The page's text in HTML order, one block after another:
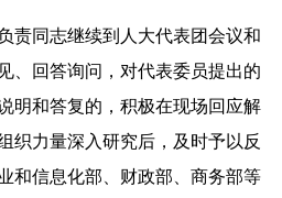
责同志继续到人大代表团会议和
、回答询问，对代表委员提出的
明和答复的，积极在现场回应解
织力量深入研究后，及时予以反
和信息化部、财政部、商务部等